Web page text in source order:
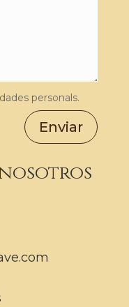
personals.
Enviar